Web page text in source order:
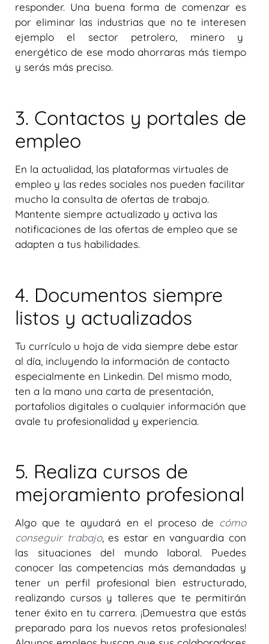
responder. Una buena forma de comenzar es
por eliminar las industrias que no te interesen
ejemplo el sector petrolero, minero y
energético de ese modo ahorraras más tiempo
y serás más preciso.
3. Contactos y portales de
empleo
En la actualidad, las plataformas virtuales de
empleo y las redes sociales nos pueden facilitar
mucho la consulta de ofertas de trabajo.
Mantente siempre actualizado y activa las
notificaciones de las ofertas de empleo que se
adapten a tus habilidades.
4. Documentos siempre
listos y actualizados
Tu currículo u hoja de vida siempre debe estar
al día, incluyendo la información de contacto
especialmente en Linkedin. Del mismo modo,
ten a la mano una carta de presentación,
portafolios digitales o cualquier información que
avale tu profesionalidad y experiencia.
5. Realiza cursos de
mejoramiento profesional
Algo que te ayudará en el proceso de cómo
conseguir trabajo, es estar en vanguardia con
las situaciones del mundo laboral. Puedes
conocer las competencias más demandadas y
tener un perfil profesional bien estructurado,
realizando cursos y talleres que te permitirán
tener éxito en tu carrera. ¡Demuestra que estás
preparado para los nuevos retos profesionales!